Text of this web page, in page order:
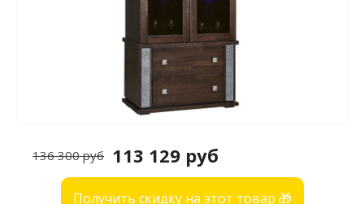
113 129 руб
136 300 руб
Получить скидку на этот товар 🎁